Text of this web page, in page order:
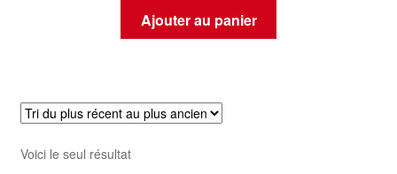
Ajouter au panier
Voici le seul résultat